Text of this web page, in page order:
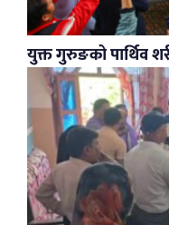
युक्त गुरुङको पार्थिव